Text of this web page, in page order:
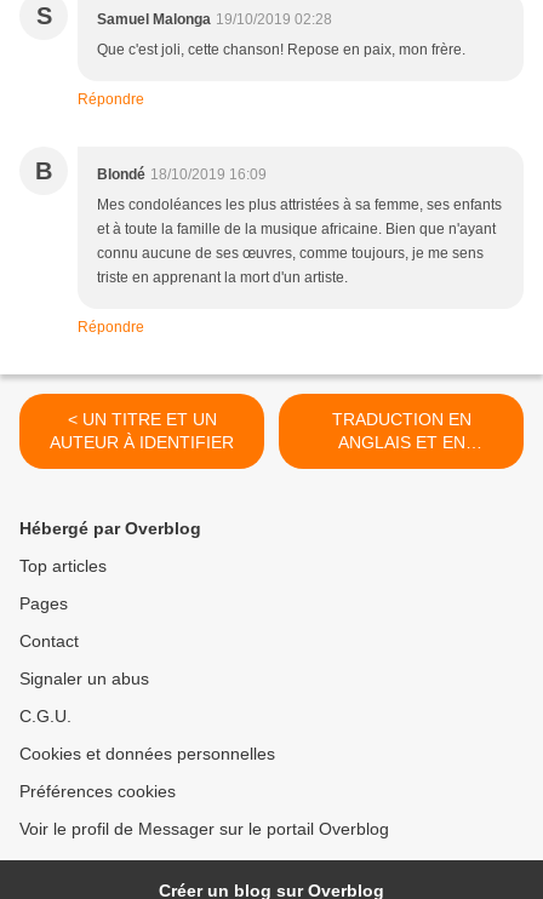
S Samuel Malonga 19/10/2019 02:28
Que c'est joli, cette chanson! Repose en paix, mon frère.
Répondre
B Blondé 18/10/2019 16:09
Mes condoléances les plus attristées à sa femme, ses enfants
et à toute la famille de la musique africaine. Bien que n'ayant
connu aucune de ses œuvres, comme toujours, je me sens
triste en apprenant la mort d'un artiste.
Répondre
< UN TITRE ET UN
AUTEUR À IDENTIFIER
TRADUCTION EN
ANGLAIS ET EN
FRANÇAIS DE LA
Hébergé par Overblog
Top articles
Pages
Contact
Signaler un abus
C.G.U.
Cookies et données personnelles
Préférences cookies
Voir le profil de Messager sur le portail Overblog
Créer un blog sur Overblog